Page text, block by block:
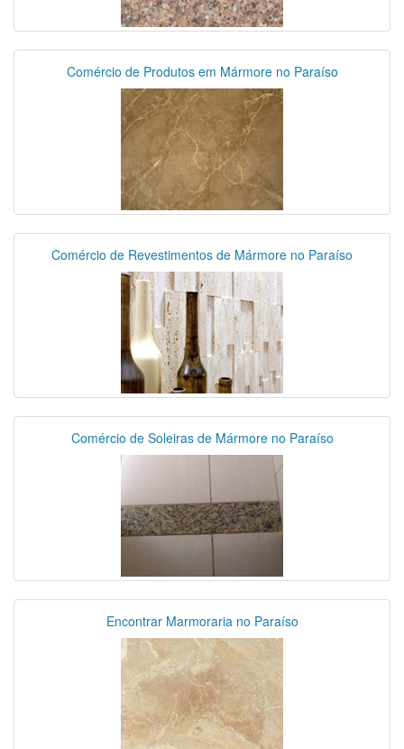
Comércio de Produtos em Mármore no Paraíso
Comércio de Revestimentos de Mármore no Paraíso
Comércio de Soleiras de Mármore no Paraíso
Encontrar Marmoraria no Paraíso